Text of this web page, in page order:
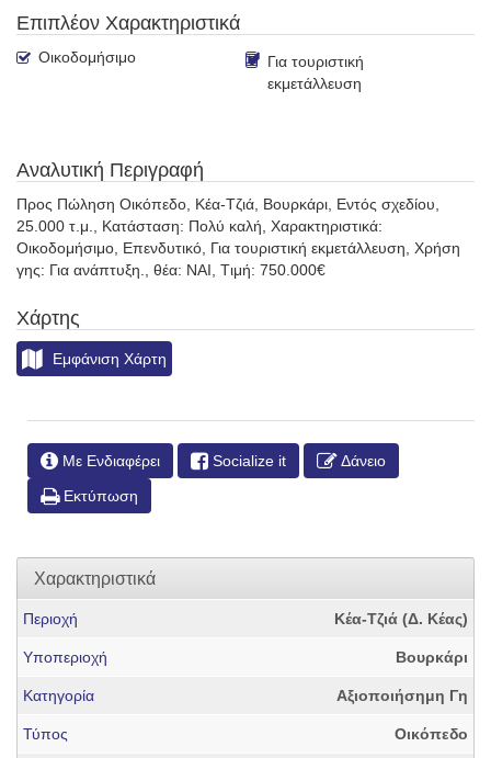
Επιπλέον Χαρακτηριστικά
Οικοδομήσιμο
Για τουριστική
εκμετάλλευση
Αναλυτική Περιγραφή
Προς Πώληση Οικόπεδο, Κέα-Τζιά, Βουρκάρι, Εντός σχεδίου,
25.000 τ.μ., Κατάσταση: Πολύ καλή, Xαρακτηριστικά:
Οικοδομήσιμο, Επενδυτικό, Για τουριστική εκμετάλλευση, Xρήση
γης: Για ανάπτυξη., θέα: ΝΑΙ, Tιμή: 750.000€
Χάρτης
Εμφάνιση Χάρτη
Με Ενδιαφέρει Socialize it
Δάνειο
Εκτύπωση
Χαρακτηριστικά
Περιοχή Κέα-Τζιά (Δ. Κέας)
Υποπεριοχή Βουρκάρι
Κατηγορία Αξιοποιήσημη Γη
Τύπος Οικόπεδο